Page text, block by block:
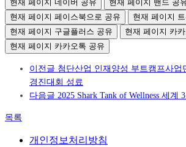
현재 페이지 네이버 공유
현재 페이지 밴드 공
현재 페이지 페이스북으로 공유
현재 페이지
현재 페이지 구글플러스 공유
현재 페이지 카
현재 페이지 카카오톡 공유
이전글 첨단산업 인재양성 부트캠프사업
경진대회 성료
다음글 2025 Shark Tank of Wellness 세계
목록
개인정보처리방침